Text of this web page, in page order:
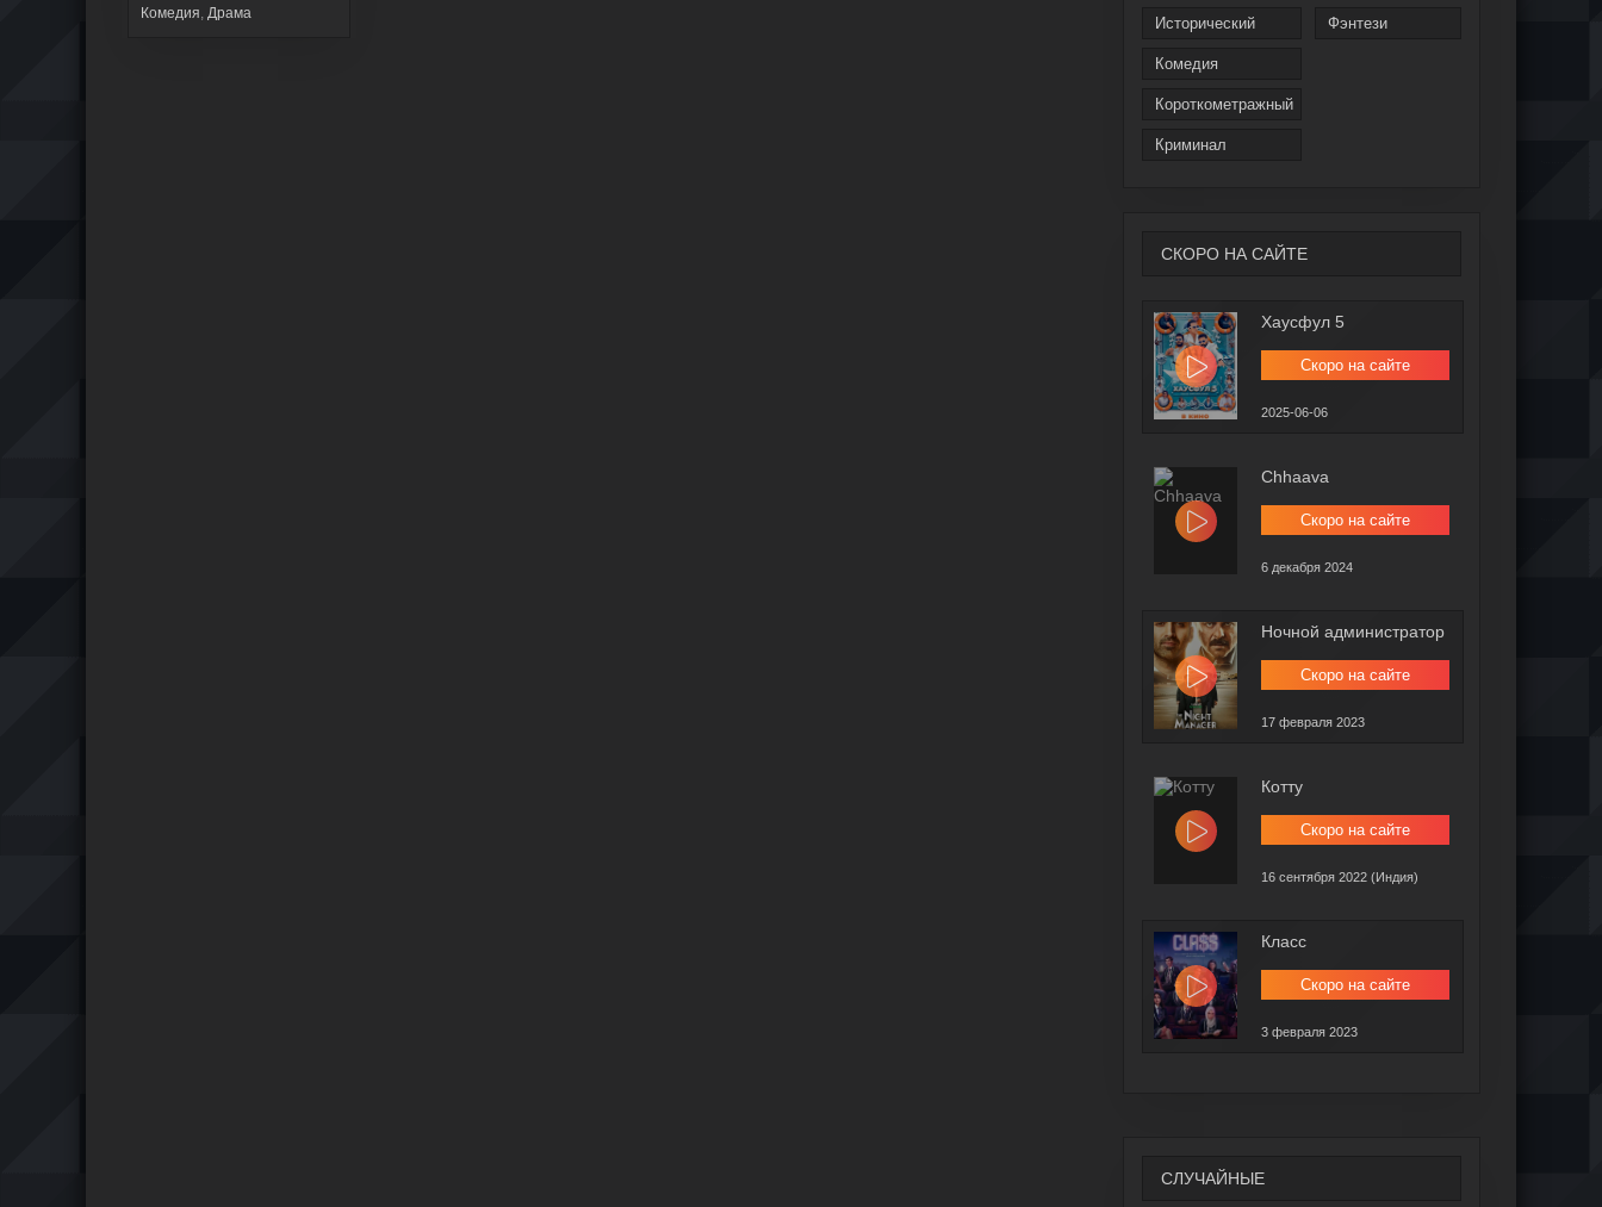
Исторический
Комедия
Короткометражный
Криминал
Фэнтези
СКОРО НА САЙТЕ
Хаусфул 5
Скоро на сайте
2025-06-06
Chhaava
Скоро на сайте
6 декабря 2024
Ночной администратор
Скоро на сайте
17 февраля 2023
Котту
Скоро на сайте
16 сентября 2022 (Индия)
Класс
Скоро на сайте
3 февраля 2023
СЛУЧАЙНЫЕ
Комедия Драма